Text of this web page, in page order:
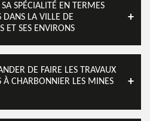
SPÉCIALITÉ EN TERMES
DANS LA VILLE DE
ET SES ENVIRONS
DE FAIRE LES TRAVAUX
À CHARBONNIER LES MINES